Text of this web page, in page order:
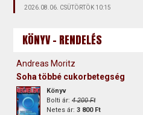
2026.08.06. CSÜTÖRTÖK 10:15
KÖNYV - RENDELÉS
Andreas Moritz
Soha többé cukorbetegség
Könyv
Bolti ár:4 200 Ft
Netes ár:3 800 Ft